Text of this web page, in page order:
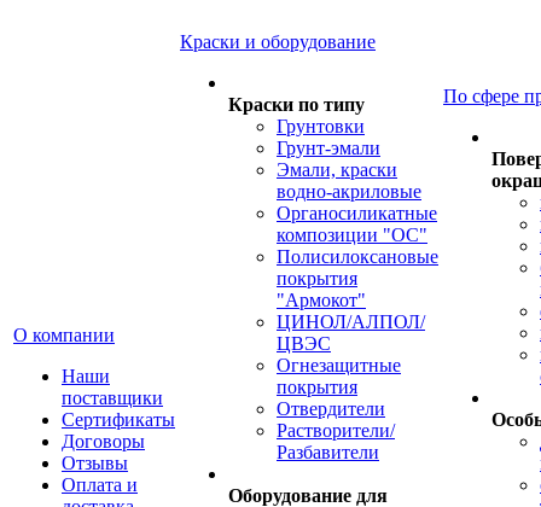
О компании
Наши
поставщики
Сертификаты
Договоры
Отзывы
Оплата и
Краски и оборудование
Краски по типу
Грунтовки
Грунт-эмали
Эмали, краски
водно-акриловые
Органосиликатные
композиции "ОС"
Полисилоксановые
покрытия
"Армокот"
ЦИНОЛ/АЛПОЛ/
ЦВЭС
Огнезащитные
покрытия
Отвердители
Растворители/
Разбавители
Оборудование для
По сфере